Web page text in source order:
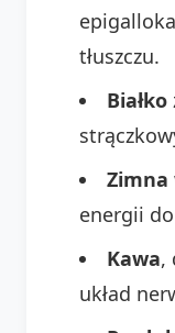
tłuszczu.
Białko
Zimna
energii
Kawa,
układ